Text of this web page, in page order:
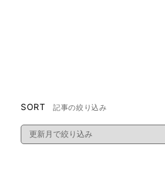
SORT 記事の絞り込み